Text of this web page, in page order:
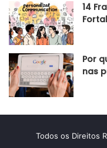
14
Por
nas
Todos os Direitos